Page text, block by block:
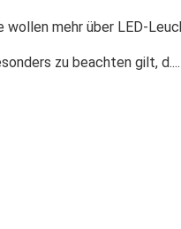
wollen mehr über LED-
zu beachten gilt, d....